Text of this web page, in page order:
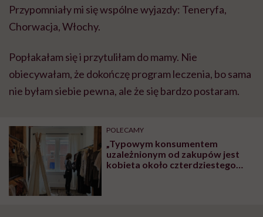
Przypomniały mi się wspólne wyjazdy: Teneryfa,
Chorwacja, Włochy.
Popłakałam się i przytuliłam do mamy. Nie
obiecywałam, że dokończę program leczenia, bo sama
nie byłam siebie pewna, ale że się bardzo postaram.
POLECAMY
„Typowym konsumentem
uzależnionym od zakupów jest
kobieta około czterdziestego